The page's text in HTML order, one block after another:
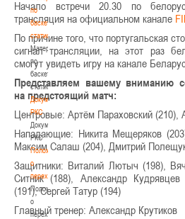
по
баскетбольной
статистике
Материалы
по
баскетбольной
статистике
Документы
РКС
Документы
РКС
Положение
о
переходах
Положение
о
переходах
Начало встречи 20.30 по
трансляция на официальном канале
По причине того, что португальская
сигнал трансляции, на этот раз
смогут увидеть игру на канале
Представляем вашему вниманию
на предстоящий матч:
Центровые: Артём Параховский (210),
Нападающие: Никита Мещеряков
Максим Салаш (204), Дмитрий
Защитники: Виталий Лютыч (198),
Ситник (188), Александр
(191), Сергей Татур (194)
Главный тренер: Александр Крутиков